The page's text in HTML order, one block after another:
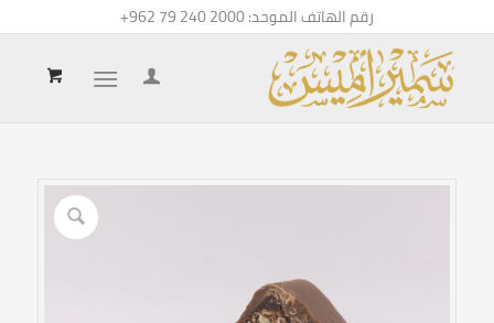
رقم الهاتف الموحد:+962 79 240 2000